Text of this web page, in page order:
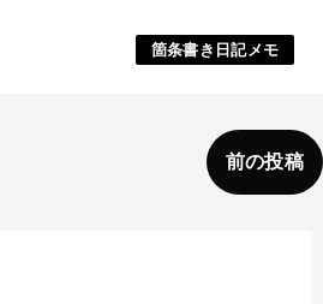
箇条書き日記メモ
前の投稿